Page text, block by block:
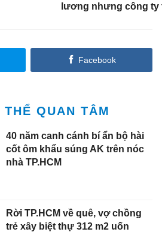
lương nhưng công ty
Facebook
THỂ QUAN TÂM
40 năm canh cánh bí ẩn bộ hài
cốt ôm khẩu súng AK trên nóc
nhà TP.HCM
Rời TP.HCM về quê, vợ chồng
trẻ xây biệt thự 312 m2 uốn